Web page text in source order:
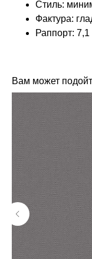
Стиль:
Фактура:
Раппорт: 7,1
Вам может